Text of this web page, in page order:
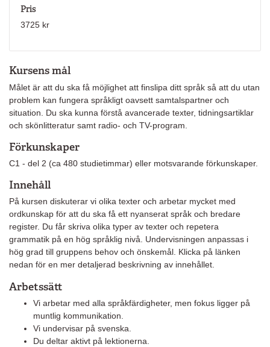
Kursens mål
Målet är att du ska få möjlighet att finslipa ditt språk så att du utan
problem kan fungera språkligt oavsett samtalspartner och
situation. Du ska kunna förstå avancerade texter, tidningsartiklar
och skönlitteratur samt radio- och TV-program.
Förkunskaper
C1 - del 2 (ca 480 studietimmar) eller motsvarande förkunskaper.
Innehåll
På kursen diskuterar vi olika texter och arbetar mycket med
ordkunskap för att du ska få ett nyanserat språk och bredare
register. Du får skriva olika typer av texter och repetera
grammatik på en hög språklig nivå. Undervisningen anpassas i
hög grad till gruppens behov och önskemål. Klicka på länken
nedan för en mer detaljerad beskrivning av innehållet.
Arbetssätt
Vi arbetar med alla språkfärdigheter, men fokus ligger på
muntlig kommunikation.
Vi undervisar på svenska.
Du deltar aktivt på lektionerna.
Pris
3725 kr